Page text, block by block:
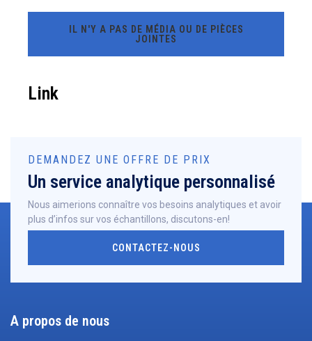
IL N'Y A PAS DE MÉDIA OU DE PIÈCES
JOINTES
Link
DEMANDEZ UNE OFFRE DE PRIX
Un service analytique personnalisé
Nous aimerions connaître vos besoins analytiques et avoir
plus d’infos sur vos échantillons, discutons-en!
CONTACTEZ-NOUS
A propos de nous